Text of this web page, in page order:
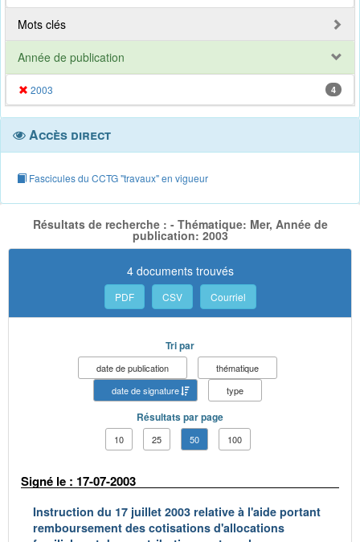
Mots clés
Année de publication
2003 4
Accès direct
Fascicules du CCTG "travaux" en vigueur
Résultats de recherche : - Thématique: Mer, Année de
publication: 2003
4 documents trouvés
PDF CSV Courriel
Tri par
date de publication
thématique
date de signature
type
Résultats par page
10 25 50 100
Signé le : 17-07-2003
Instruction du 17 juillet 2003 relative à l'aide portant
remboursement des cotisations d'allocations